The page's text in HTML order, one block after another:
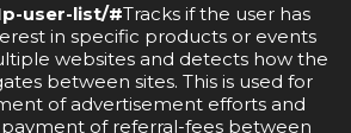
user-list/#Tracks if the user has
in specific products or events
websites and detects how the
between sites. This is used for
of advertisement efforts and
of referral-fees between